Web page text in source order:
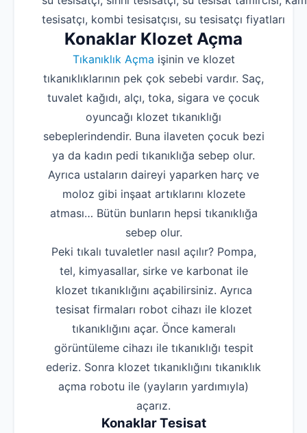
tesisatçı, kombi tesisatçısı, su tesisatçı fiyatları
Konaklar Klozet Açma
Tıkanıklık Açma işinin ve klozet
tıkanıklıklarının pek çok sebebi vardır. Saç,
tuvalet kağıdı, alçı, toka, sigara ve çocuk
oyuncağı klozet tıkanıklığı
sebeplerindendir. Buna ilaveten çocuk bezi
ya da kadın pedi tıkanıklığa sebep olur.
Ayrıca ustaların daireyi yaparken harç ve
moloz gibi inşaat artıklarını klozete
atması… Bütün bunların hepsi tıkanıklığa
sebep olur.
Peki tıkalı tuvaletler nasıl açılır? Pompa,
tel, kimyasallar, sirke ve karbonat ile
klozet tıkanıklığını açabilirsiniz. Ayrıca
tesisat firmaları robot cihazı ile klozet
tıkanıklığını açar. Önce kameralı
görüntüleme cihazı ile tıkanıklığı tespit
ederiz. Sonra klozet tıkanıklığını tıkanıklık
açma robotu ile (yayların yardımıyla)
açarız.
Konaklar Tesisat